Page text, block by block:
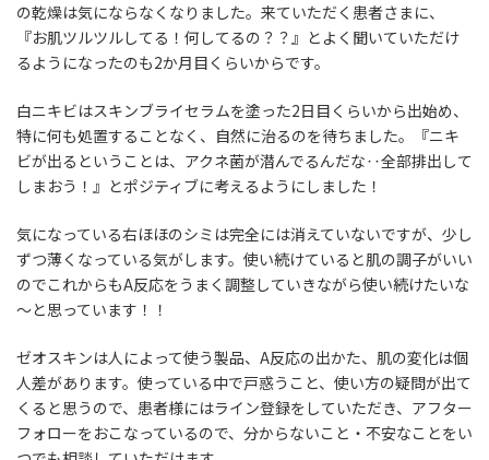
の乾燥は気にならなく なりました。来ていただく患者さまに、
『お肌ツルツルしてる！何してるの？？』とよく聞いていただけ
るようになったのも2か月目くらいからです。
白ニキビはスキンブライセラムを塗った2日目くらいから出始め、
特に何も処置することなく、自然に治るのを待ちました。『ニキ
ビが出るということは、アクネ菌が潜んでるんだな‥全部排出して
しまおう！』とポジティブに考えるようにしました！
気になっている右ほほのシミは完全には消えていないですが、少し
ずつ薄くなっている気がします。使い続けていると肌の調子がいい
のでこれからもA反応をうまく調整していきながら使い続けたいな
～と思っています！！
ゼオスキンは人によって使う製品、A反応の出かた、肌の変化は個
人差があります。使っている中で戸惑うこと、使い方の疑問が出て
くると思うので、患者様にはライン登録をしていただき、アフター
フォローをおこなっているので、分からないこと・不安なことをい